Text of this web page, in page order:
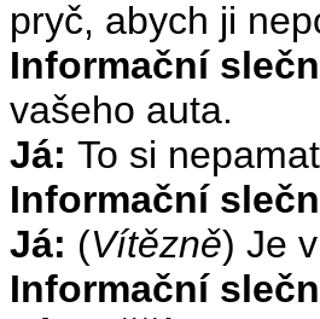
pryč, abych ji
Informační
vašeho auta.
Já: To si
Informační
Já: (Vítězně) Je
Informační